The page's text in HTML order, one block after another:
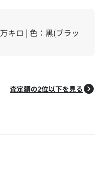
キロ | 色：黒(ブラッ
査定額の2位以下を見る